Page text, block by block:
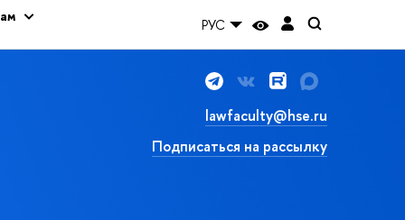
РУС
lawfaculty@hse.ru
Подписаться на рассылку